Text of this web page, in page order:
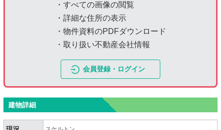
・すべての画像の閲覧
・詳細な住所の表示
・物件資料のPDFダウンロード
・取り扱い不動産会社情報
会員登録・ログイン
建物詳細